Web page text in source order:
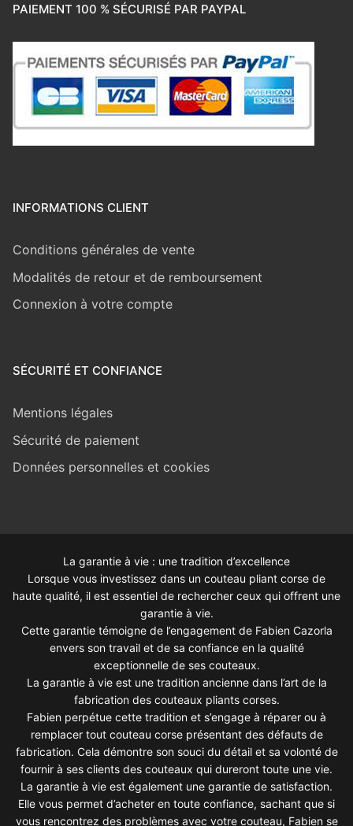
PAIEMENT 100 % SÉCURISÉ PAR PAYPAL
INFORMATIONS CLIENT
Conditions générales de vente
Modalités de retour et de remboursement
Connexion à votre compte
SÉCURITÉ ET CONFIANCE
Mentions légales
Sécurité de paiement
Données personnelles et cookies
La garantie à vie : une tradition d’excellence
Lorsque vous investissez dans un couteau pliant corse de
haute qualité, il est essentiel de rechercher ceux qui offrent une
garantie à vie.
Cette garantie témoigne de l’engagement de Fabien Cazorla
envers son travail et de sa confiance en la qualité
exceptionnelle de ses couteaux.
La garantie à vie est une tradition ancienne dans l’art de la
fabrication des couteaux pliants corses.
Fabien perpétue cette tradition et s’engage à réparer ou à
remplacer tout couteau corse présentant des défauts de
fabrication. Cela démontre son souci du détail et sa volonté de
fournir à ses clients des couteaux qui dureront toute une vie.
La garantie à vie est également une garantie de satisfaction.
Elle vous permet d’acheter en toute confiance, sachant que si
vous rencontrez des problèmes avec votre couteau, Fabien se